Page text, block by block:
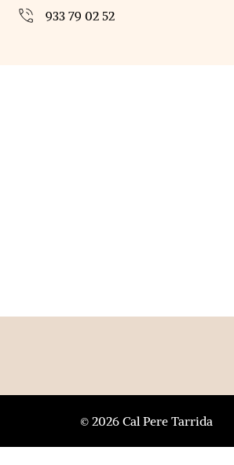
933 79 02 52
© 2026 Cal Pere Tarrida